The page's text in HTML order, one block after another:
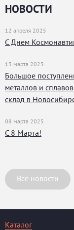
НОВОСТИ
12 апреля 2025
С Днем
13 марта 2025
Большое
металлов и
склад в
08 марта 2025
С 8 Марта!
Все новости
Каталог